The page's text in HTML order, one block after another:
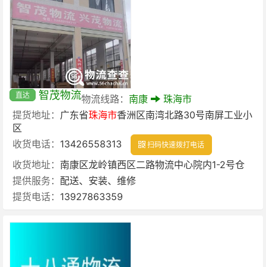
直达 智茂物流物流线路： 南康
珠海市
提货地址： 广东省珠海市香洲区南湾北路30号南屏工业小
区
收货电话： 13426558313 扫码快速拨打电话
收货地址： 南康区龙岭镇西区二路物流中心院内1-2号仓
提供服务： 配送、安装、维修
提货电话： 13927863359